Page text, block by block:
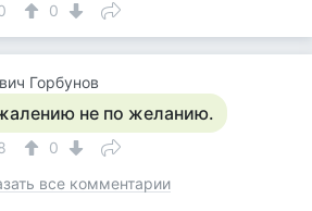
0
Горбунов
не по желанию.
0
все комментарии